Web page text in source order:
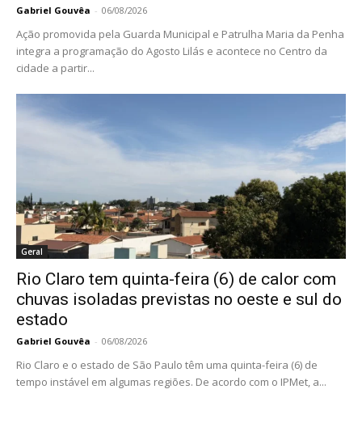
Gabriel Gouvêa - 06/08/2026
Ação promovida pela Guarda Municipal e Patrulha Maria da Penha
integra a programação do Agosto Lilás e acontece no Centro da
cidade a partir...
Geral
Rio Claro tem quinta-feira (6) de calor com
chuvas isoladas previstas no oeste e sul do
estado
Gabriel Gouvêa - 06/08/2026
Rio Claro e o estado de São Paulo têm uma quinta-feira (6) de
tempo instável em algumas regiões. De acordo com o IPMet, a...